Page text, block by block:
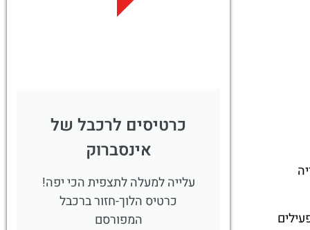
מהמאה ה־15, שעדיין פעילים
לחצו
כרטיסים לרכבל של
אינסברוק
עלייה למעלה לתצפית הכי יפה!
כרטיס הלוך-חזור ברכבל
המפורסם